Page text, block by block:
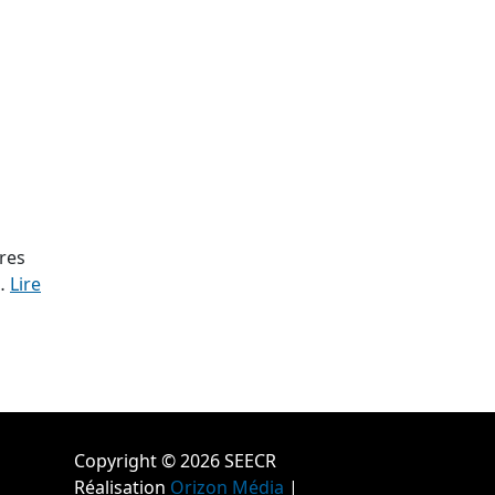
Lire
Copyright © 2026 SEECR
Réalisation Orizon Média |